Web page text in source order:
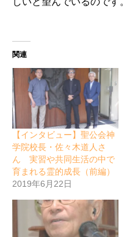
関連
【インタビュー】聖公会神
学院校長・佐々木道人さ
ん 実習や共同生活の中で
育まれる霊的成長（前編）
2019年6月22日